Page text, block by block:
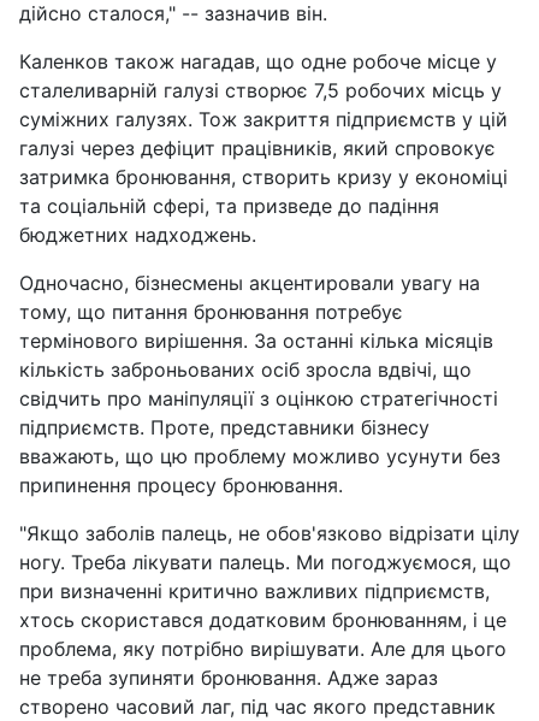
дійсно сталося," -- зазначив він.
Каленков також нагадав, що одне робоче місце у
сталеливарній галузі створює 7,5 робочих місць у
суміжних галузях. Тож закриття підприємств у цій
галузі через дефіцит працівників, який спровокує
затримка бронювання, створить кризу у економіці
та соціальній сфері, та призведе до падіння
бюджетних надходжень.
Одночасно, бізнесмены акцентировали увагу на
тому, що питання бронювання потребує
термінового вирішення. За останні кілька місяців
кількість заброньованих осіб зросла вдвічі, що
свідчить про маніпуляції з оцінкою стратегічності
підприємств. Проте, представники бізнесу
вважають, що цю проблему можливо усунути без
припинення процесу бронювання.
"Якщо заболів палець, не обов'язково відрізати цілу
ногу. Треба лікувати палець. Ми погоджуємося, що
при визначенні критично важливих підприємств,
хтось скористався додатковим бронюванням, і це
проблема, яку потрібно вирішувати. Але для цього
не треба зупиняти бронювання. Адже зараз
створено часовий лаг, під час якого представник